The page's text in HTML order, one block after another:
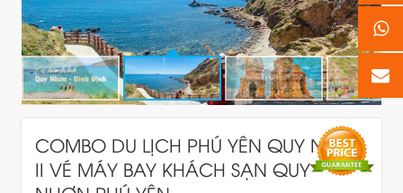
COMBO DU LỊCH PHÚ YÊN QUY NHƠN
II VÉ MÁY BAY KHÁCH SẠN QUY